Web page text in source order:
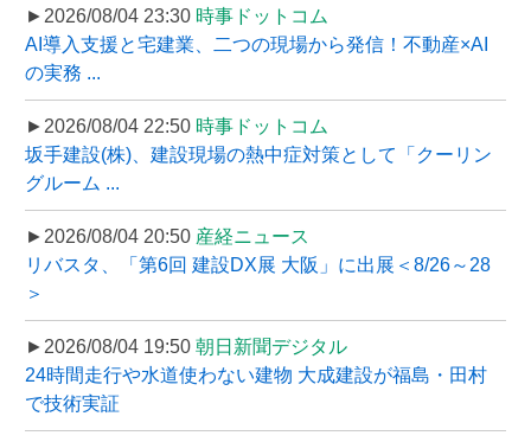
►2026/08/04 23:30 時事ドットコム
AI導入支援と宅建業、二つの現場から発信！不動産×AI
の実務 ...
►2026/08/04 22:50 時事ドットコム
坂手建設(株)、建設現場の熱中症対策として「クーリン
グルーム ...
►2026/08/04 20:50 産経ニュース
リバスタ、「第6回 建設DX展 大阪」に出展＜8/26～28
＞
►2026/08/04 19:50 朝日新聞デジタル
24時間走行や水道使わない建物 大成建設が福島・田村
で技術実証